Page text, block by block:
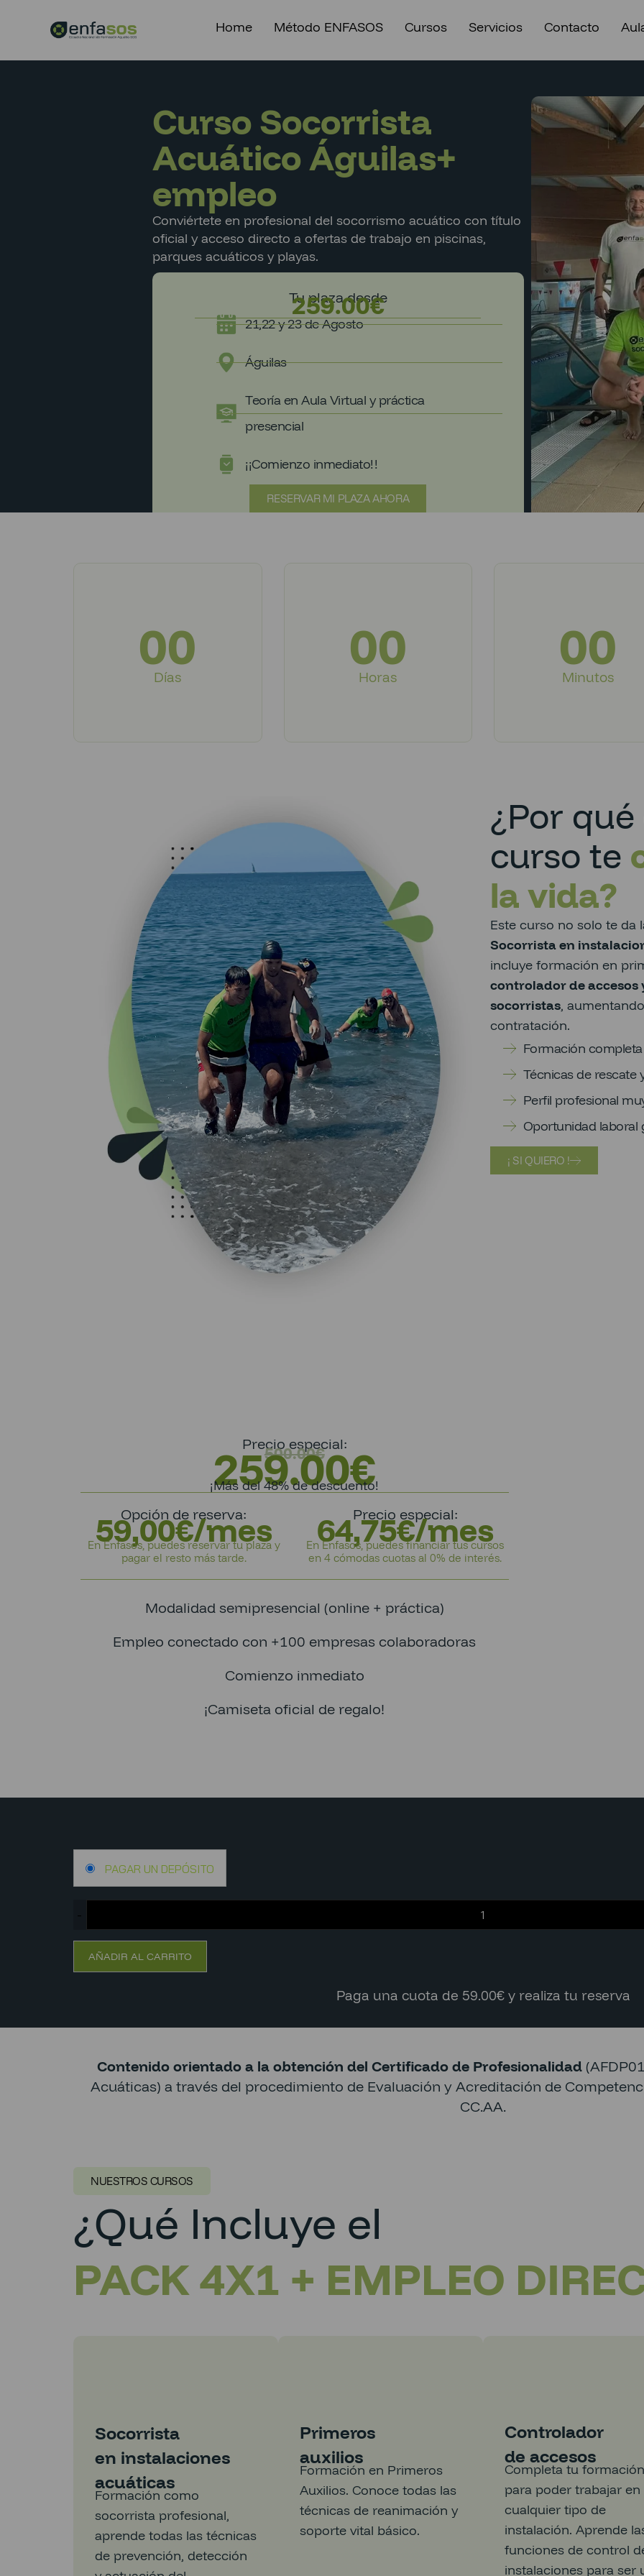
Home Método ENFASOS Cursos Servicios Contacto
Curso Socorrista
Acuático Águilas+
empleo
Conviértete en profesional del socorrismo acuático con título
oficial y acceso directo a ofertas de trabajo en piscinas,
parques acuáticos y playas.
Tu plaza desde
259.00€
21,22 y 23 de Agosto
Águilas
Teoría en Aula Virtual y práctica
presencial
¡¡Comienzo inmediato!!
RESERVAR MI PLAZA AHORA
00
Días
00
Horas
00
Minutos
¿Por
curso te
la vida?
Este curso no solo te da
Socorrista en
incluye formación en
controlador de
socorristas,
contratación.
Formación
Técnicas de rescate
Perfil profesional
Oportunidad laboral
¡ SI QUIERO !
Precio especial:
500.00€
259.00€
¡Más del 48% de descuento!
Opción de reserva:
59,00€/mes
En Enfasos, puedes reservar tu plaza y
pagar el resto más tarde.
Precio especial:
64,75€/mes
En Enfasos, puedes financiar tus cursos
en 4 cómodas cuotas al 0% de interés.
Modalidad semipresencial (online + práctica)
Empleo conectado con +100 empresas colaboradoras
Comienzo inmediato
¡Camiseta oficial de regalo!
PAGAR UN DEPÓSITO
-
AÑADIR AL CARRITO
Paga una cuota de 59.00€ y realiza tu reserva
Contenido orientado a la obtención del Certificado de Profesionalidad
Acuáticas) a través del procedimiento de Evaluación y Acreditación de
CC.AA.
NUESTROS CURSOS
¿Qué Incluye el
PACK 4X1 + EMPLEO
Socorrista
en instalaciones
acuáticas
Formación como
socorrista profesional,
aprende todas las técnicas
de prevención, detección
Primeros
auxilios
Formación en Primeros
Auxilios. Conoce todas las
técnicas de reanimación y
soporte vital básico.
Controlador
de accesos
Completa tu formación
para poder trabajar en
cualquier tipo de
instalación. Aprende
funciones de control
instalaciones para ser